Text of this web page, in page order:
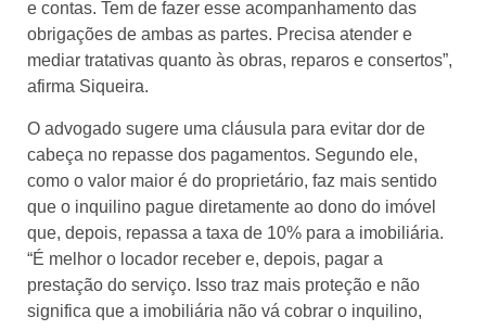
e contas. Tem de fazer esse acompanhamento das
obrigações de ambas as partes. Precisa atender e
mediar tratativas quanto às obras, reparos e consertos”,
afirma Siqueira.
O advogado sugere uma cláusula para evitar dor de
cabeça no repasse dos pagamentos. Segundo ele,
como o valor maior é do proprietário, faz mais sentido
que o inquilino pague diretamente ao dono do imóvel
que, depois, repassa a taxa de 10% para a imobiliária.
“É melhor o locador receber e, depois, pagar a
prestação do serviço. Isso traz mais proteção e não
significa que a imobiliária não vá cobrar o inquilino,